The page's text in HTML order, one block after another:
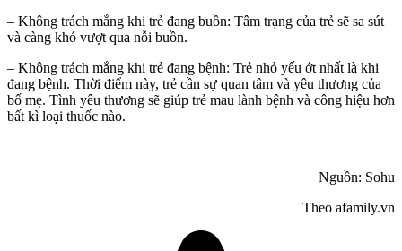
– Không trách mắng khi trẻ đang buồn: Tâm trạng của trẻ sẽ sa sút
và càng khó vượt qua nỗi buồn.
– Không trách mắng khi trẻ đang bệnh: Trẻ nhỏ yếu ớt nhất là khi
đang bệnh. Thời điểm này, trẻ cần sự quan tâm và yêu thương của
bố mẹ. Tình yêu thương sẽ giúp trẻ mau lành bệnh và công hiệu hơn
bất kì loại thuốc nào.
Nguồn: Sohu
Theo afamily.vn